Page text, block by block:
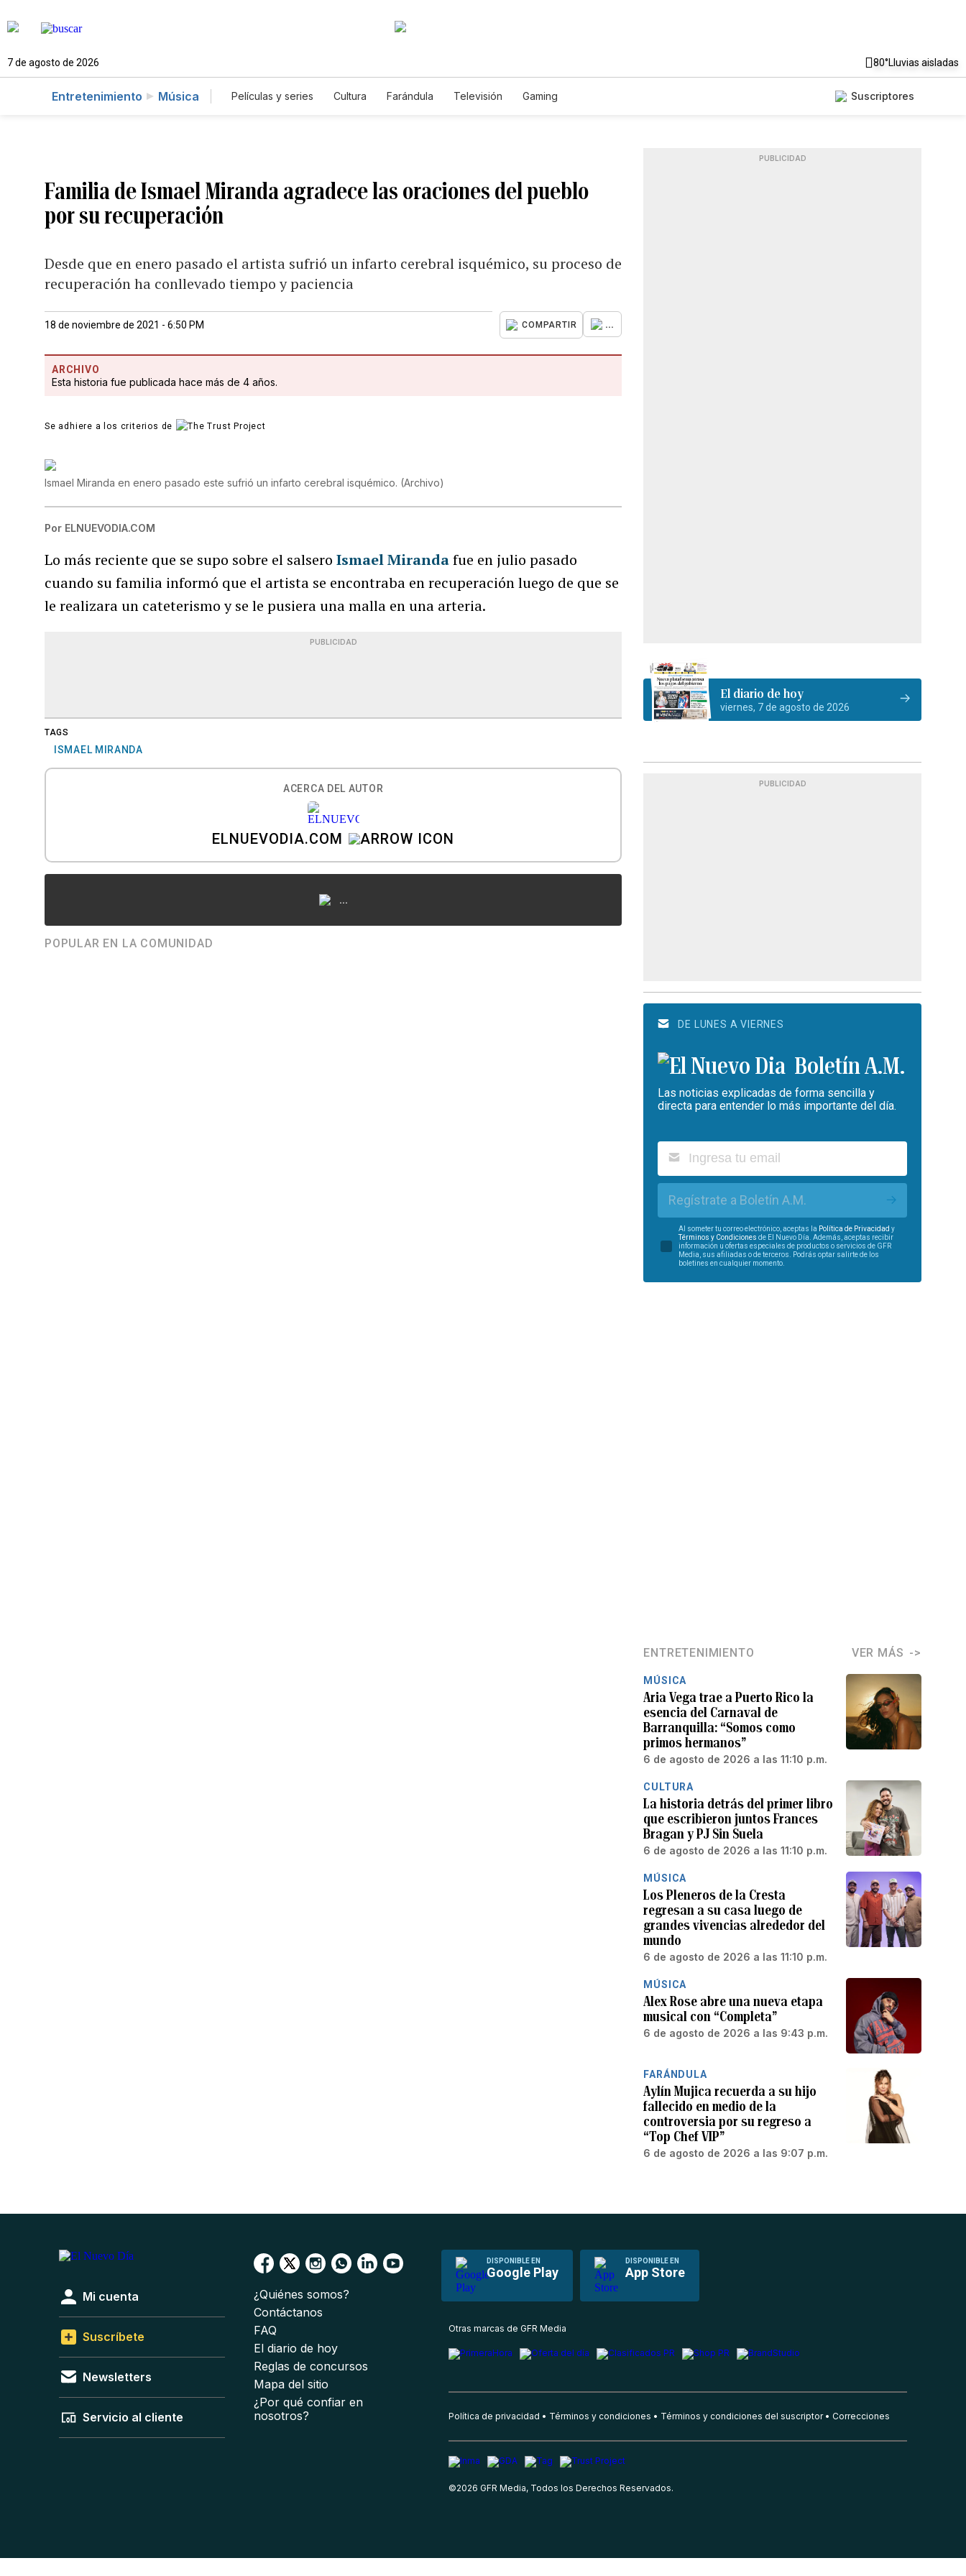
7 de agosto de 2026 80°Lluvias aisladas
Entretenimiento Música Películas y series Cultura Farándula Televisión Gaming Suscriptores
Familia de Ismael Miranda agradece las oraciones del pueblo
por su recuperación
Desde que en enero pasado el artista sufrió un infarto cerebral isquémico, su proceso de
recuperación ha conllevado tiempo y paciencia
18 de noviembre de 2021 - 6:50 PM COMPARTIR ...
ARCHIVO
Esta historia fue publicada hace más de 4 años.
Se adhiere a los criterios de
Ismael Miranda en enero pasado este sufrió un infarto cerebral isquémico. (Archivo)
Por ELNUEVODIA.COM
Lo más reciente que se supo sobre el salseroIsmael Mirandafue en julio pasado
cuando su familia informó que el artista se encontraba en recuperación luego de que se
le realizara un cateterismo y se le pusiera una malla en una arteria.
PUBLICIDAD
TAGS
ISMAEL MIRANDA
ACERCA DEL AUTOR
ELNUEVODIA.COM
...
POPULAR EN LA COMUNIDAD
PUBLICIDAD
El diario de hoy
viernes, 7 de agosto de 2026
PUBLICIDAD
DE LUNES A VIERNES
Boletín A.M.
Las noticias explicadas de forma sencilla y
directa para entender lo más importante del día.
Regístrate a Boletín A.M.
Al someter tu correo electrónico, aceptas la Política de Privacidad y
Términos y Condiciones de El Nuevo Día. Además, aceptas recibir
información u ofertas especiales de productos o servicios de GFR
Media, sus afiliadas o de terceros. Podrás optar salirte de los
boletines en cualquier momento.
ENTRETENIMIENTO VER MÁS
MÚSICA
Aria Vega trae a Puerto Rico la
esencia del Carnaval de
Barranquilla: “Somos como
primos hermanos”
6 de agosto de 2026 a las 11:10 p.m.
CULTURA
La historia detrás del primer libro
que escribieron juntos Frances
Bragan y PJ Sin Suela
6 de agosto de 2026 a las 11:10 p.m.
MÚSICA
Los Pleneros de la Cresta
regresan a su casa luego de
grandes vivencias alrededor del
mundo
6 de agosto de 2026 a las 11:10 p.m.
MÚSICA
Alex Rose abre una nueva etapa
musical con “Completa”
6 de agosto de 2026 a las 9:43 p.m.
FARÁNDULA
Aylín Mujica recuerda a su hijo
fallecido en medio de la
controversia por su regreso a
“Top Chef VIP”
6 de agosto de 2026 a las 9:07 p.m.
DISPONIBLE EN
Google Play
DISPONIBLE EN
App Store
Mi cuenta
Suscríbete
Newsletters
Servicio al cliente
¿Quiénes somos?
Contáctanos
FAQ
El diario de hoy
Reglas de concursos
Mapa del sitio
¿Por qué confiar en
nosotros?
Otras marcas de GFR Media
Política de privacidad Términos y condiciones Términos y condiciones del suscriptor Correcciones
©2026 GFR Media, Todos los Derechos Reservados.